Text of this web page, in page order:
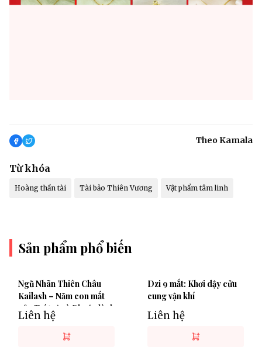
Theo Kamala
Từ khóa
Hoàng thần tài Tài bảo Thiên Vương Vật phẩm tâm linh
Sản phẩm phổ biến
Ngũ Nhãn Thiên Châu
Kailash – Năm con mắt
của Trí tuệ và Phước lành
Liên hệ
Dzi 9 mắt: Khơi dậy cửu
cung vận khí
Liên hệ